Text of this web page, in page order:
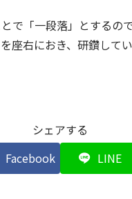
で「一段落」とするの
座右におき、研鑽して
シェアする
Facebook LINE